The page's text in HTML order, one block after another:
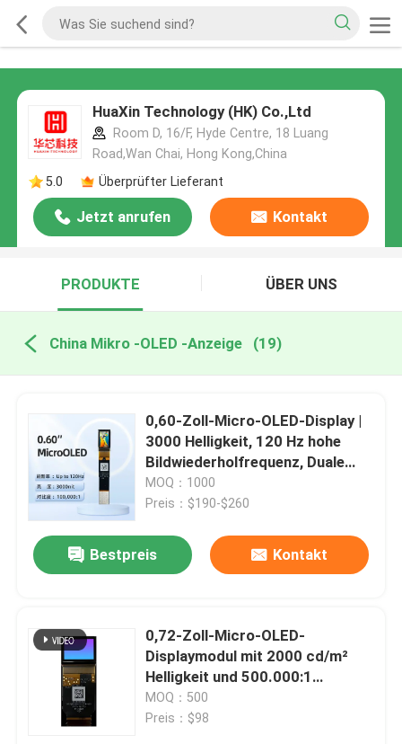
HuaXin Technology (HK) Co.,Ltd
Room D, 16/F, Hyde Centre, 18 Luang
Road,Wan Chai, Hong Kong,China
5.0
Überprüfter Lieferant
Jetzt anrufen Kontakt
PRODUKTE ÜBER UNS
China Mikro -OLED -Anzeige (19)
0,60-Zoll-Micro-OLED-Display |
3000 Helligkeit, 120 Hz hohe
Bildwiederholfrequenz, Duale
Schnittstellen (I2C/MIPI)
Geeignet für Outdoor-Erkennung
Selbstleuchtung, schnelle
Integration
MOQ：1000
Preis：$190-$260
Bestpreis Kontakt
0,72-Zoll-Micro-OLED-
Displaymodul mit 2000 cd/m²
Helligkeit und 500.000:1
Kontrastverhältnis für optimale
Sicht
MOQ：500
Preis：$98